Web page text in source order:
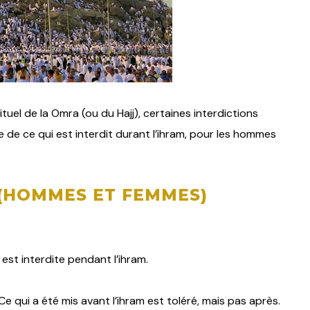
de la Omra (ou du Hajj), certaines interdictions
ce qui est interdit durant l’ihram, pour les hommes
ET FEMMES)
interdite pendant l’ihram.
qui a été mis avant l’ihram est toléré, mais pas après.